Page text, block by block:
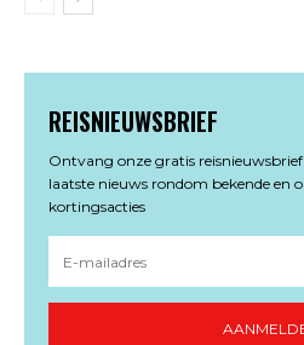
REISNIEUWSBRIEF
Ontvang onze gratis
laatste nieuws rondom bekende en
kortingsacties